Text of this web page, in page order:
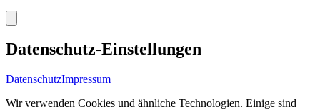
Datenschutz-Einstellungen
DatenschutzImpressum
Wir verwenden Cookies und ähnliche Technologien. Einige sind